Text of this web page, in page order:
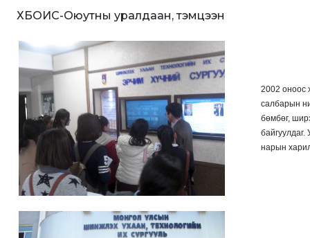
ХБОИС-Оюутны уралдаан, тэмцээн
2002 оноос
салбарын
бөмбөг,
нарын